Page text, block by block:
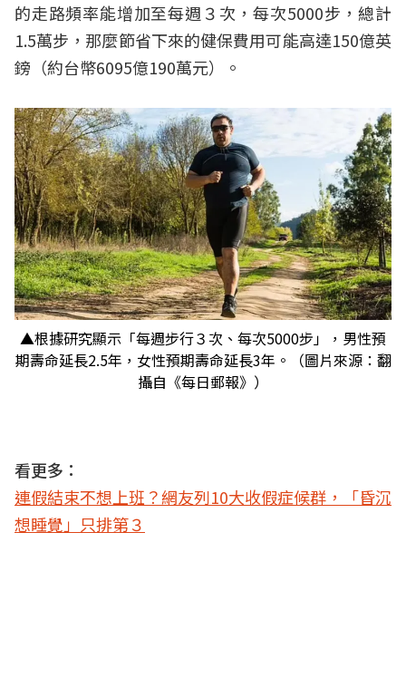
的走路頻率能增加至每週３次，每次5000步，總計
1.5萬步，那麼節省下來的健保費用可能高達150億英
鎊（約台幣6095億190萬元）。
▲根據研究顯示「每週步行３次、每次5000步」，男性預
期壽命延長2.5年，女性預期壽命延長3年。（圖片來源：翻
攝自《每日郵報》）
看更多：
連假結束不想上班？網友列10大收假症候群，「昏沉
想睡覺」只排第３